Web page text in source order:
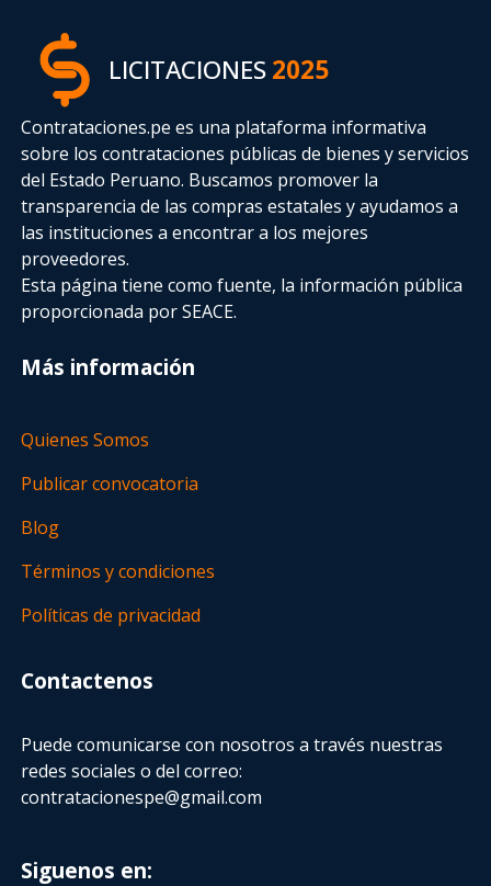
LICITACIONES2025
Contrataciones.pe es una plataforma informativa
sobre los contrataciones públicas de bienes y servicios
del Estado Peruano. Buscamos promover la
transparencia de las compras estatalesy ayudamos a
las instituciones a encontrar a los mejores
proveedores.
Esta página tiene como fuente, la información pública
proporcionada por SEACE.
Más información
Quienes Somos
Publicar convocatoria
Blog
Términos y condiciones
Políticas de privacidad
Contactenos
Puede comunicarse con nosotros a través nuestras
redes sociales o del correo:
contratacionespe@gmail.com
Siguenos en: